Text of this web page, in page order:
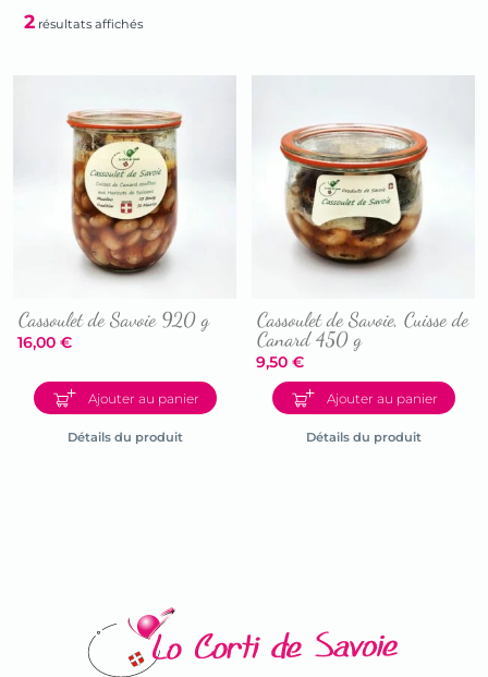
2 résultats affichés
Cassoulet de Savoie 920 g
16,00 €
Ajouter au panier
Détails du produit
Cassoulet de Savoie, Cuisse de
Canard 450 g
9,50 €
Accéder
Ajouter au panier
Détails du produit